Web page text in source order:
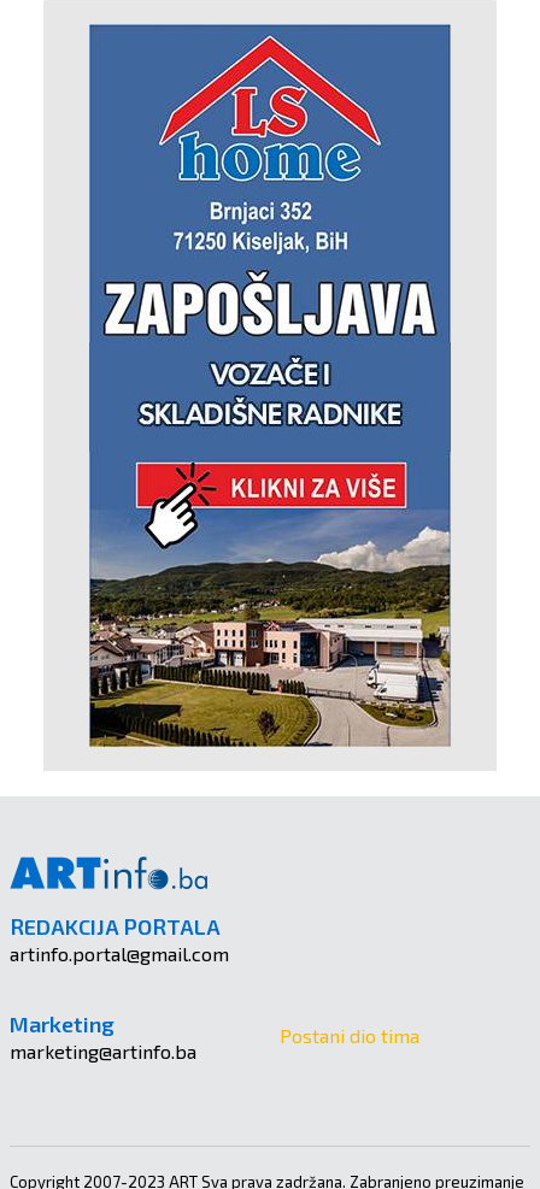
REDAKCIJA PORTALA
artinfo.portal@gmail.com
Marketing
marketing@artinfo.ba
Postani dio tima
Copyright 2007-2023 ART Sva prava zadržana. Zabranjeno preuzimanje